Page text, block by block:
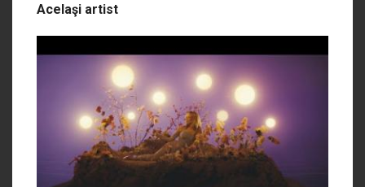
Acelaşi artist